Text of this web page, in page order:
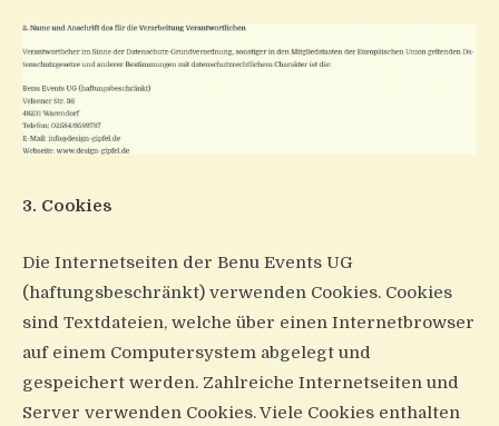
3. Cookies
Die Internetseiten der Benu Events UG
(haftungsbeschränkt) verwenden Cookies. Cookies
sind Textdateien, welche über einen Internetbrowser
auf einem Computersystem abgelegt und
gespeichert werden. Zahlreiche Internetseiten und
Server verwenden Cookies. Viele Cookies enthalten